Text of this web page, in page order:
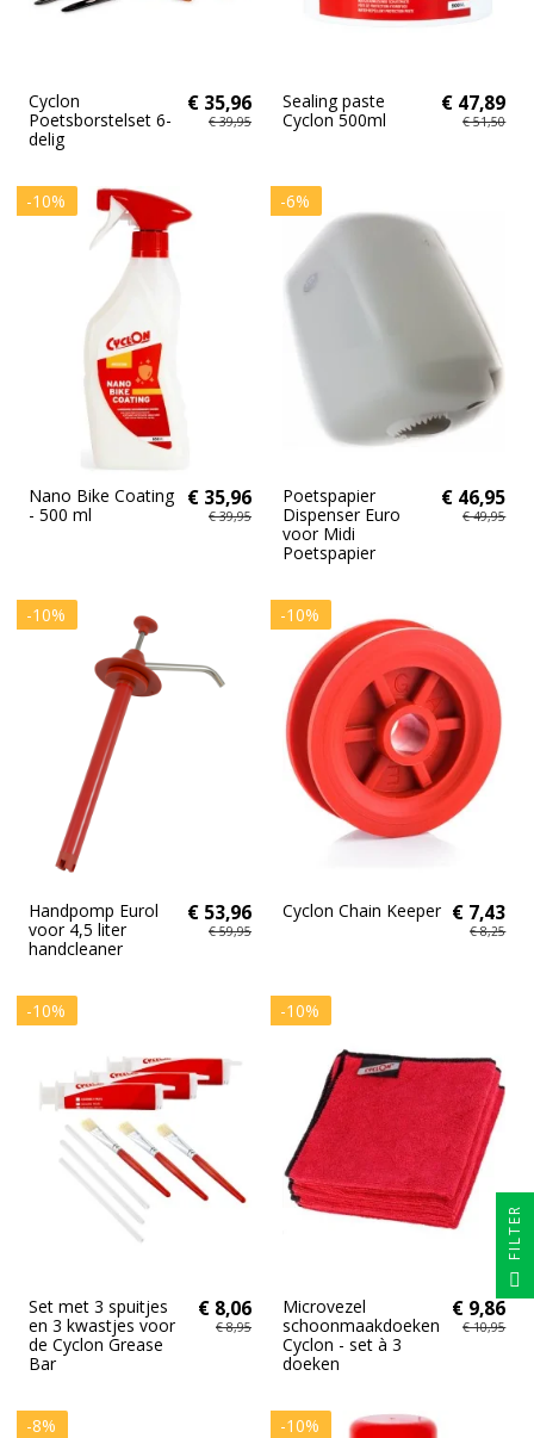
Cyclon
Poetsborstelset 6-
delig
€ 35,96
€ 39,95
Sealing paste
Cyclon 500ml
€ 47,89
€ 51,50
-10%
Nano Bike Coating
- 500 ml
€ 35,96
€ 39,95
-6%
Poetspapier
Dispenser Euro
voor Midi
Poetspapier
€ 46,95
€ 49,95
-10%
Handpomp Eurol
voor 4,5 liter
handcleaner
€ 53,96
€ 59,95
-10%
Cyclon Chain Keeper € 7,43
€ 8,25
-10%
Set met 3 spuitjes
en 3 kwastjes voor
de Cyclon Grease
Bar
€ 8,06
€ 8,95
-10%
Microvezel
schoonmaakdoeken
Cyclon - set à 3
doeken
€ 9,86
€ 10,95
-8% -10%
FILTER